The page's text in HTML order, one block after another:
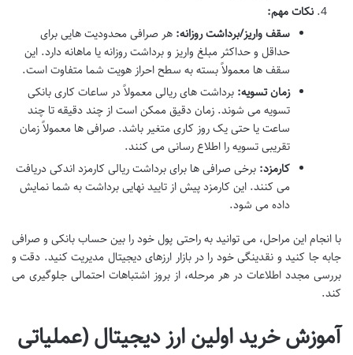
نکات مهم:
سقف واریز/برداشت روزانه: هر صرافی محدودیت هایی برای
حداقل و حداکثر مبلغ واریز و برداشت روزانه یا ماهانه دارد. این
سقف ها معمولاً بسته به سطح احراز هویت شما متفاوت است.
زمان تسویه: برداشت های ریالی معمولاً در ساعات کاری بانکی
تسویه می شوند. زمان دقیق ممکن است از چند دقیقه تا چند
ساعت یا حتی یک روز کاری متغیر باشد. صرافی ها معمولاً زمان
تقریبی تسویه را اطلاع رسانی می کنند.
کارمزد: برخی صرافی ها برای برداشت ریالی کارمزد اندکی دریافت
می کنند. این کارمزد پیش از تایید نهایی برداشت به شما نمایش
داده می شود.
با انجام این مراحل، می توانید به راحتی پول خود را بین حساب بانکی و صرافی
جابه جا کنید و نقدینگی خود را در بازار ارزهای دیجیتال مدیریت کنید. دقت و
بررسی مجدد اطلاعات در هر مرحله، از بروز اشتباهات احتمالی جلوگیری می
کند.
آموزش خرید اولین ارز دیجیتال (عملیاتی